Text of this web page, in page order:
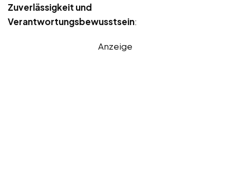
Zuverlässigkeit und
Verantwortungsbewusstsein:
Anzeige